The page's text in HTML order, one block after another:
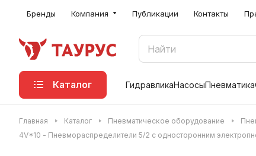
Бренды Компания Публикации Контакты
Каталог ГидравликаНасосыПневматика
Главная Каталог Пневматическое оборудование
4V*10 - Пневмораспределители 5/2 с односторонним